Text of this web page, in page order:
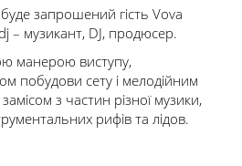
запрошений гість Vova
– музикант, DJ, продюсер.
манерою виступу,
побудови сету і мелодійним
з частин різної музики,
рифів та лідов.